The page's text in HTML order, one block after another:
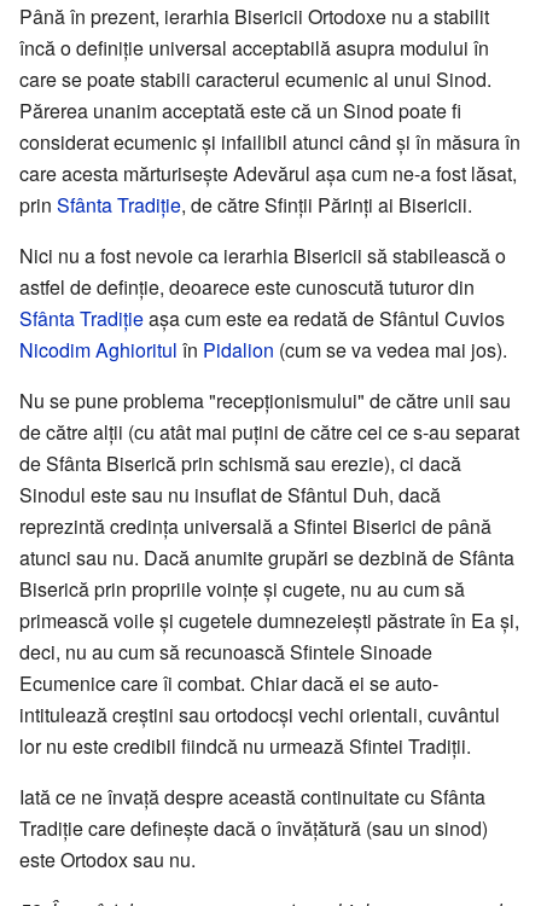
Până în prezent, ierarhia Bisericii Ortodoxe nu a stabilit
încă o definiție universal acceptabilă asupra modului în
care se poate stabili caracterul ecumenic al unui Sinod.
Părerea unanim acceptată este că un Sinod poate fi
considerat ecumenic și infailibil atunci când și în măsura în
care acesta mărturisește Adevărul așa cum ne-a fost lăsat,
prin Sfânta Tradiție, de către Sfinții Părinți ai Bisericii.
Nici nu a fost nevoie ca ierarhia Bisericii să stabilească o
astfel de definție, deoarece este cunoscută tuturor din
Sfânta Tradițieașa cum este ea redată de Sfântul Cuvios
Nicodim Aghioritul în Pidalion (cum se va vedea mai jos).
Nu se pune problema "recepționismului" de către unii sau
de către alții (cu atât mai puțini de către cei ce s-au separat
de Sfânta Biserică prin schismă sau erezie), ci dacă
Sinodul este sau nu insuflat de Sfântul Duh, dacă
reprezintă credința universală a Sfintei Biserici de până
atunci sau nu. Dacă anumite grupări se dezbină de Sfânta
Biserică prin propriile voințe și cugete, nu au cum să
primească voile și cugetele dumnezeiești păstrate în Ea și,
deci, nu au cum să recunoască Sfintele Sinoade
Ecumenice care îi combat. Chiar dacă ei se auto-
intitulează creștini sau ortodocși vechi orientali, cuvântul
lor nu este credibil fiindcă nu urmează Sfintei Tradiții.
Iată ce ne învață despre această continuitate cu Sfânta
Tradiție care definește dacă o învățătură (sau un sinod)
este Ortodox sau nu.